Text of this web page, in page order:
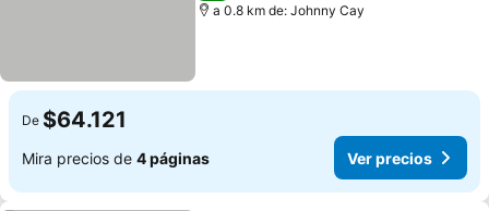
a 0.8 km de: Johnny Cay
De $64.121
Mira precios de 4 páginas Ver precios